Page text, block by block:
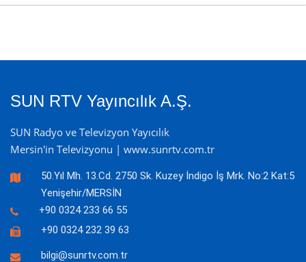
SUN RTV Yayıncılık A.Ş.
SUN Radyo ve Televizyon Yayıcılık
Mersin'in Televizyonu | www.sunrtv.com.tr
50.Yıl Mh. 13.Cd. 2750 Sk. Kuzey İndigo İş Mrk. No:2 Kat:5
Yenişehir/MERSİN
+90 0324 233 66 55
+90 0324 232 39 63
bilgi@sunrtv.com.tr